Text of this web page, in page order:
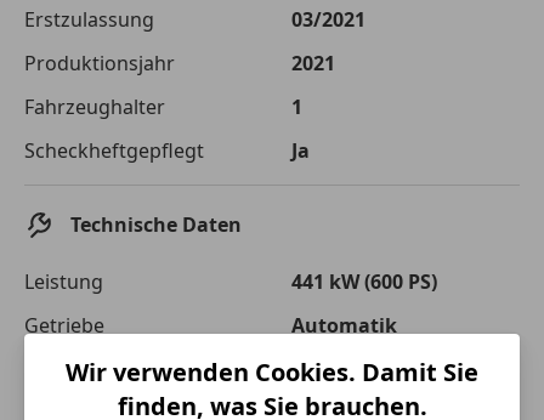
Die tatsächlichen Konditionen sind abhängig von Ihrer Bonität sowie
von der von Ihnen gewählten Bank. Rückzahlungszeitraum 1-10
Jahre. Zinsspanne Sollzinssatz: 2,90% - 14,90%.
Jetzt berechnen
Erstzulassung
03/2021
Produktionsjahr
2021
Fahrzeughalter
1
Scheckheftgepflegt
Ja
Technische Daten
Leistung
441 kW (600 PS)
Getriebe
Automatik
Hubraum
3 996 cm³
Leergewicht
2 390 kg
Wir verwenden Cookies. Damit Sie
finden, was Sie brauchen.